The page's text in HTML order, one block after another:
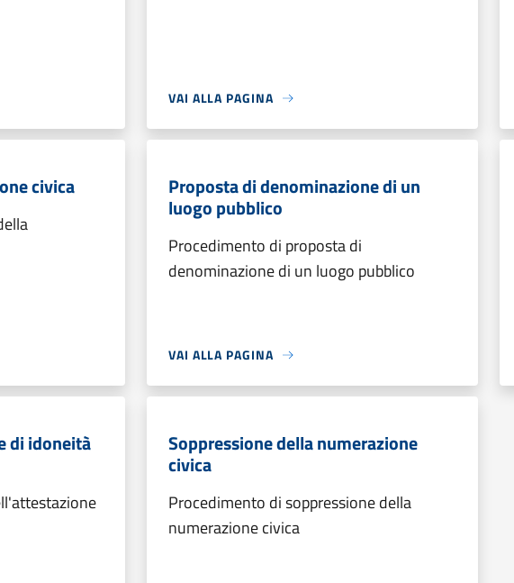
VAI ALLA PAGINA
civica Proposta di denominazione di un
luogo pubblico
Procedimento di proposta di
denominazione di un luogo pubblico
VAI ALLA PAGINA
di idoneità Soppressione della numerazione
civica
Procedimento di soppressione della
numerazione civica